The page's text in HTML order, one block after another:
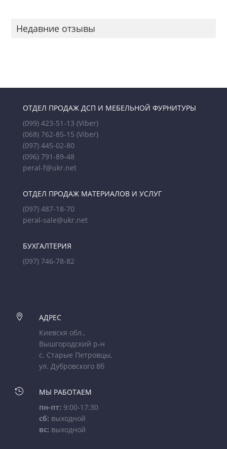
Недавние отзывы
ОТДЕЛ ПРОДАЖ ДСП И МЕБЕЛЬНОЙ ФУРНИТУРЫ
(099) 423-51-13 (Viber)
(068) 762-85-15 (Viber)
(097) 445-02-80
(096) 791-89-48
peral-f@ukr.net
ОТДЕЛ ПРОДАЖ МАТЕРИАЛОВ И УСЛУГ
(097) 487-18-70
peral-sale@ukr.net
БУХГАЛТЕРИЯ
(097) 746-78-82

АДРЕС
Киевскя обл.,
Вышгородский р-н
с. Старые Петровцы,
ул. Дубровского 8б

МЫ РАБОТАЕМ
пн-пт: 9:00-17:30
сб: выходной
вс: выходной